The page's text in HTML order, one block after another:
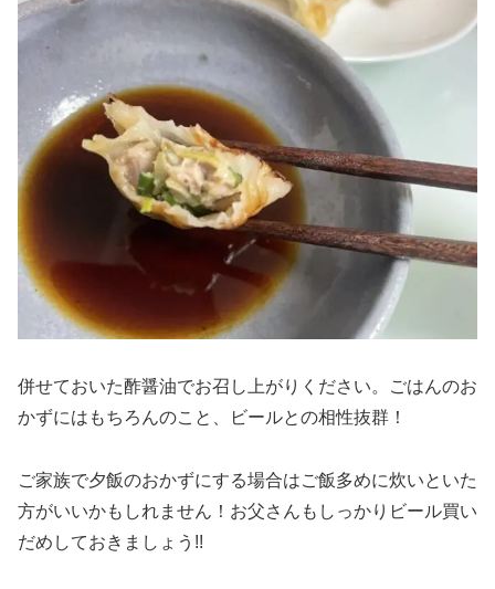
併せておいた酢醤油でお召し上がりください。ごはんのお
かずにはもちろんのこと、ビールとの相性抜群！
ご家族で夕飯のおかずにする場合はご飯多めに炊いといた
方がいいかもしれません！お父さんもしっかりビール買い
だめしておきましょう!!